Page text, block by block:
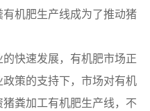
机肥生产线成为了推动猪
快速发展，有机肥市场正
策的支持下，市场对有机
粪加工有机肥生产线，不